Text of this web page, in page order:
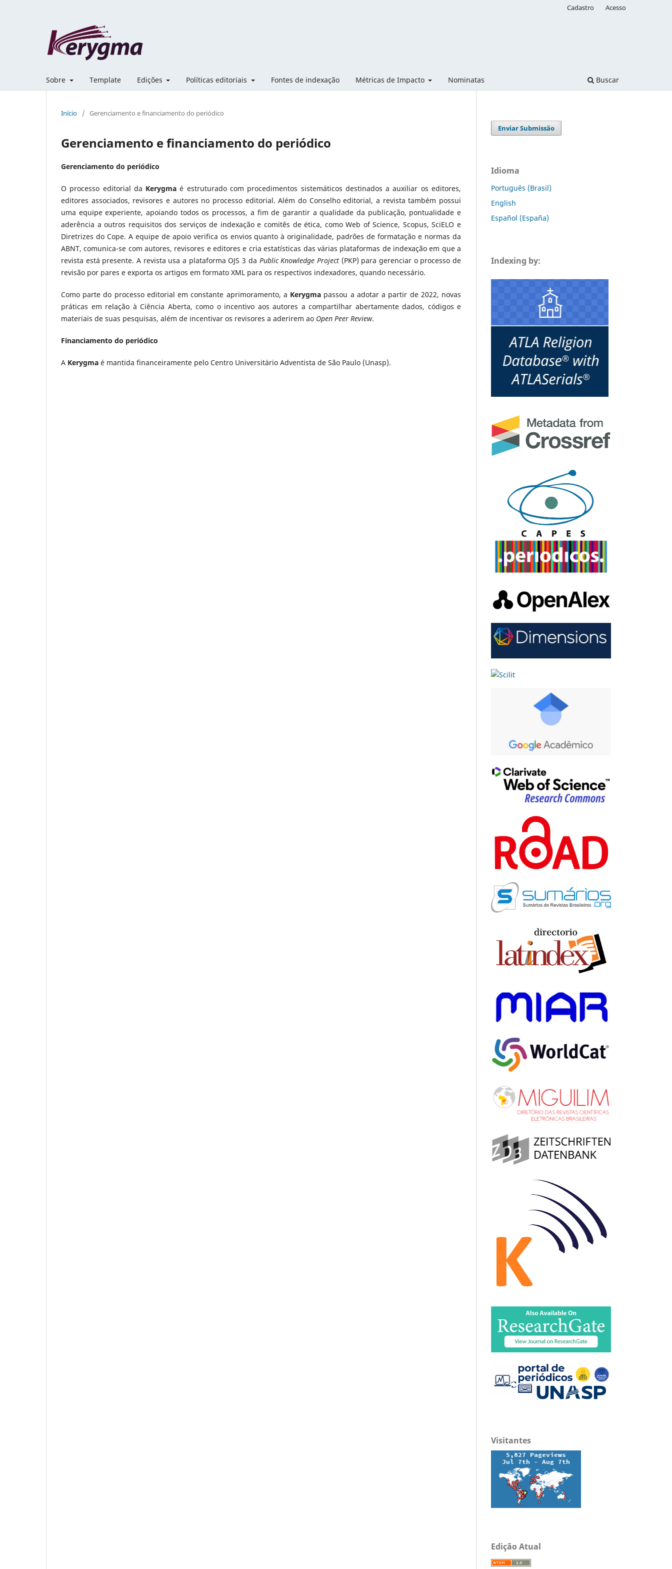
Sobre Template Edições Políticas editoriais Fontes de indexação Métricas de Impacto Nominatas Buscar
Cadastro Acesso
Início / Gerenciamento e financiamento do periódico
Gerenciamento e financiamento do periódico
Gerenciamento do periódico
O processo editorial da Kerygma é estruturado com procedimentos sistemáticos destinados a auxiliar os editores,
editores associados, revisores e autores no processo editorial. Além do Conselho editorial, a revista também possui
uma equipe experiente, apoiando todos os processos, a fim de garantir a qualidade da publicação, pontualidade e
aderência a outros requisitos dos serviços de indexação e comitês de ética, como Web of Science, Scopus, SciELO e
Diretrizes do Cope. A equipe de apoio verifica os envios quanto à originalidade, padrões de formatação e normas da
ABNT, comunica-se com autores, revisores e editores e cria estatísticas das várias plataformas de indexação em que a
revista está presente. A revista usa a plataforma OJS 3 da Public Knowledge Project(PKP) para gerenciar o processo de
revisão por pares e exporta os artigos em formato XML para os respectivos indexadores, quando necessário.
Como parte do processo editorial em constante aprimoramento, a Kerygma passou a adotar a partir de 2022, novas
práticas em relação à Ciência Aberta, como o incentivo aos autores a compartilhar abertamente dados, códigos e
materiais de suas pesquisas, além de incentivar os revisores a aderirem ao Open Peer Review.
Financiamento do periódico
A Kerygma é mantida financeiramente pelo Centro Universitário Adventista de São Paulo (Unasp).
Enviar Submissão
Idioma
Português (Brasil)
English
Español (España)
Indexing by:
Visitantes
Edição Atual